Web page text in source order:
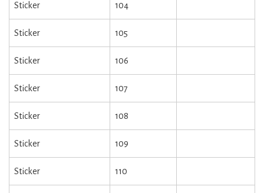
Sticker 104
Sticker 105
Sticker 106
Sticker 107
Sticker 108
Sticker 109
Sticker 110